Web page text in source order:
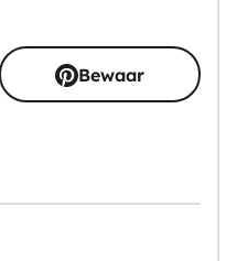
Bewaar